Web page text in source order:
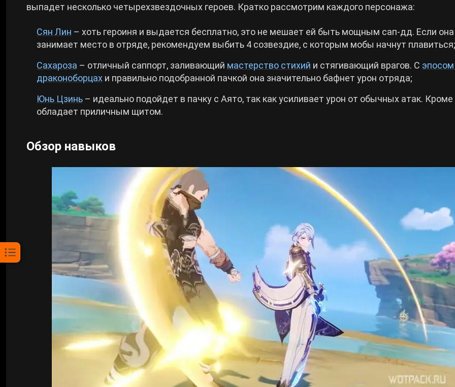
выпадет несколько четырехзвездочных героев. Кратко рассмотрим каждого персонажа:
Сян Лин – хоть героиня и выдается бесплатно, это не мешает ей быть мощным сап-дд. Если она
занимает место в отряде, рекомендуем выбить 4 созвездие, с которым мобы начнут плавиться;
Сахароза – отличный саппорт, заливающий мастерство стихий и стягивающий врагов. С
драконоборцах и правильно подобранной пачкой она значительно бафнет урон отряда;
Юнь Цзинь – идеально подойдет в пачку с Аято, так как усиливает урон от обычных атак. Кроме
обладает приличным щитом.
Обзор навыков